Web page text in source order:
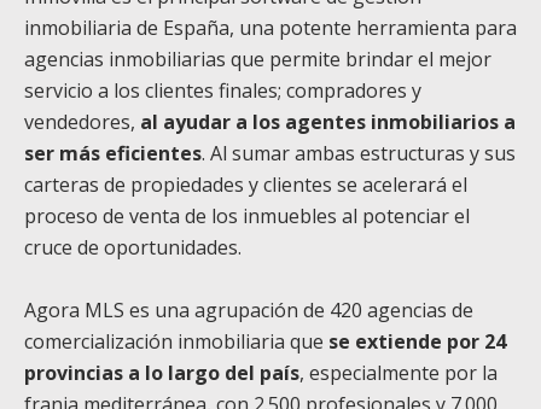
inmobiliaria de España, una potente herramienta para
agencias inmobiliarias que permite brindar el mejor
servicio a los clientes finales; compradores y
vendedores, al ayudar a los agentes inmobiliarios a
ser más eficientes. Al sumar ambas estructuras y sus
carteras de propiedades y clientes se acelerará el
proceso de venta de los inmuebles al potenciar el
cruce de oportunidades.
Agora MLS es una agrupación de 420 agencias de
comercialización inmobiliaria que se extiende por 24
provincias a lo largo del país, especialmente por la